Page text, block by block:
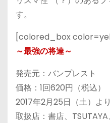
す。
[colored_box
～最強の将達～
発売元：バンプレスト
価格：1回620円（税込）
2017年2月25日（土）よ
取扱店：書店、